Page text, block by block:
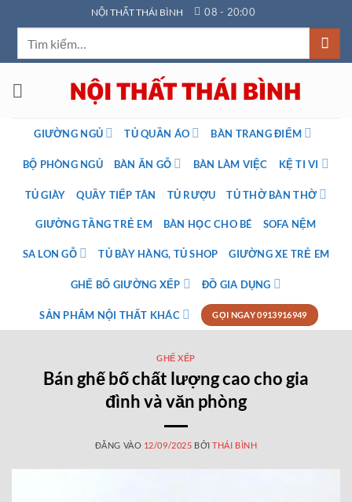
qua
dung
NỘI THẤT THÁI BÌNH 08 - 20:00
GIƯỜNG NGỦ TỦ QUẦN ÁO BÀN TRANG ĐIỂM
BỘ PHÒNG NGỦ BÀN ĂN GỖ BÀN LÀM VIỆC KỆ TI VI
TỦ GIÀY QUẦY TIẾP TÂN TỦ RƯỢU TỦ THỜ BÀN THỜ
GIƯỜNG TẦNG TRẺ EM BÀN HỌC CHO BÉ SOFA NỆM
SA LON GỖ TỦ BÀY HÀNG, TỦ SHOP GIƯỜNG XE TRẺ EM
GHẾ BỐ GIƯỜNG XẾP ĐỒ GIA DỤNG
SẢN PHẨM NỘI THẤT KHÁC GỌI NGAY 0913916949
GHẾ XẾP
Bán ghế bố chất lượng cao cho gia
đình và văn phòng
ĐĂNG VÀO 12/09/2025 BỞITHÁI BÌNH